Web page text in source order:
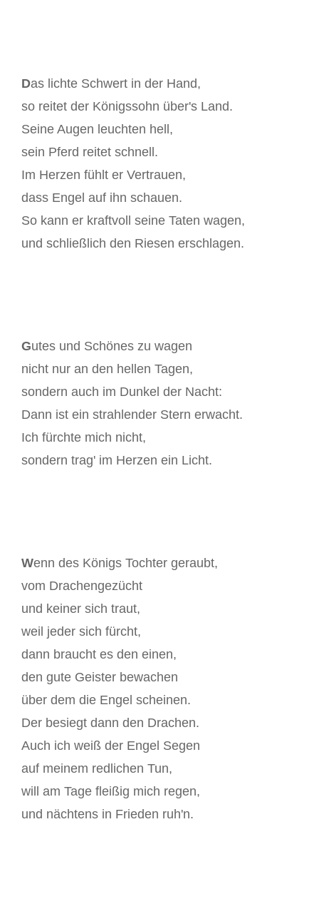
Das lichte Schwert in der Hand,
so reitet der Königssohn über's Land.
Seine Augen leuchten hell,
sein Pferd reitet schnell.
Im Herzen fühlt er Vertrauen,
dass Engel auf ihn schauen.
So kann er kraftvoll seine Taten wagen,
und schließlich den Riesen erschlagen.
Gutes und Schönes zu wagen
nicht nur an den hellen Tagen,
sondern auch im Dunkel der Nacht:
Dann ist ein strahlender Stern erwacht.
Ich fürchte mich nicht,
sondern trag' im Herzen ein Licht.
Wenn des Königs Tochter geraubt,
vom Drachengezücht
und keiner sich traut,
weil jeder sich fürcht,
dann braucht es den einen,
den gute Geister bewachen
über dem die Engel scheinen.
Der besiegt dann den Drachen.
Auch ich weiß der Engel Segen
auf meinem redlichen Tun,
will am Tage fleißig mich regen,
und nächtens in Frieden ruh'n.